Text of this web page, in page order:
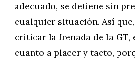
adecuado, se detiene sin
cualquier situación. Así
criticar la frenada de la GT,
cuanto a placer y tacto,